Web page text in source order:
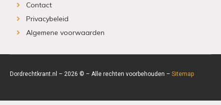
Contact
Privacybeleid
Algemene voorwaarden
Dordrechtkrant.nl – 2026 © – Alle rechten voorbehouden – Sitemap